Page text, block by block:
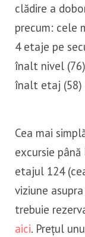
clădire a
precum: cele
4 etaje pe
înalt nivel
înalt etaj (58)
Cea mai
excursie
etajul 124
viziune
trebuie
aici. Prețul